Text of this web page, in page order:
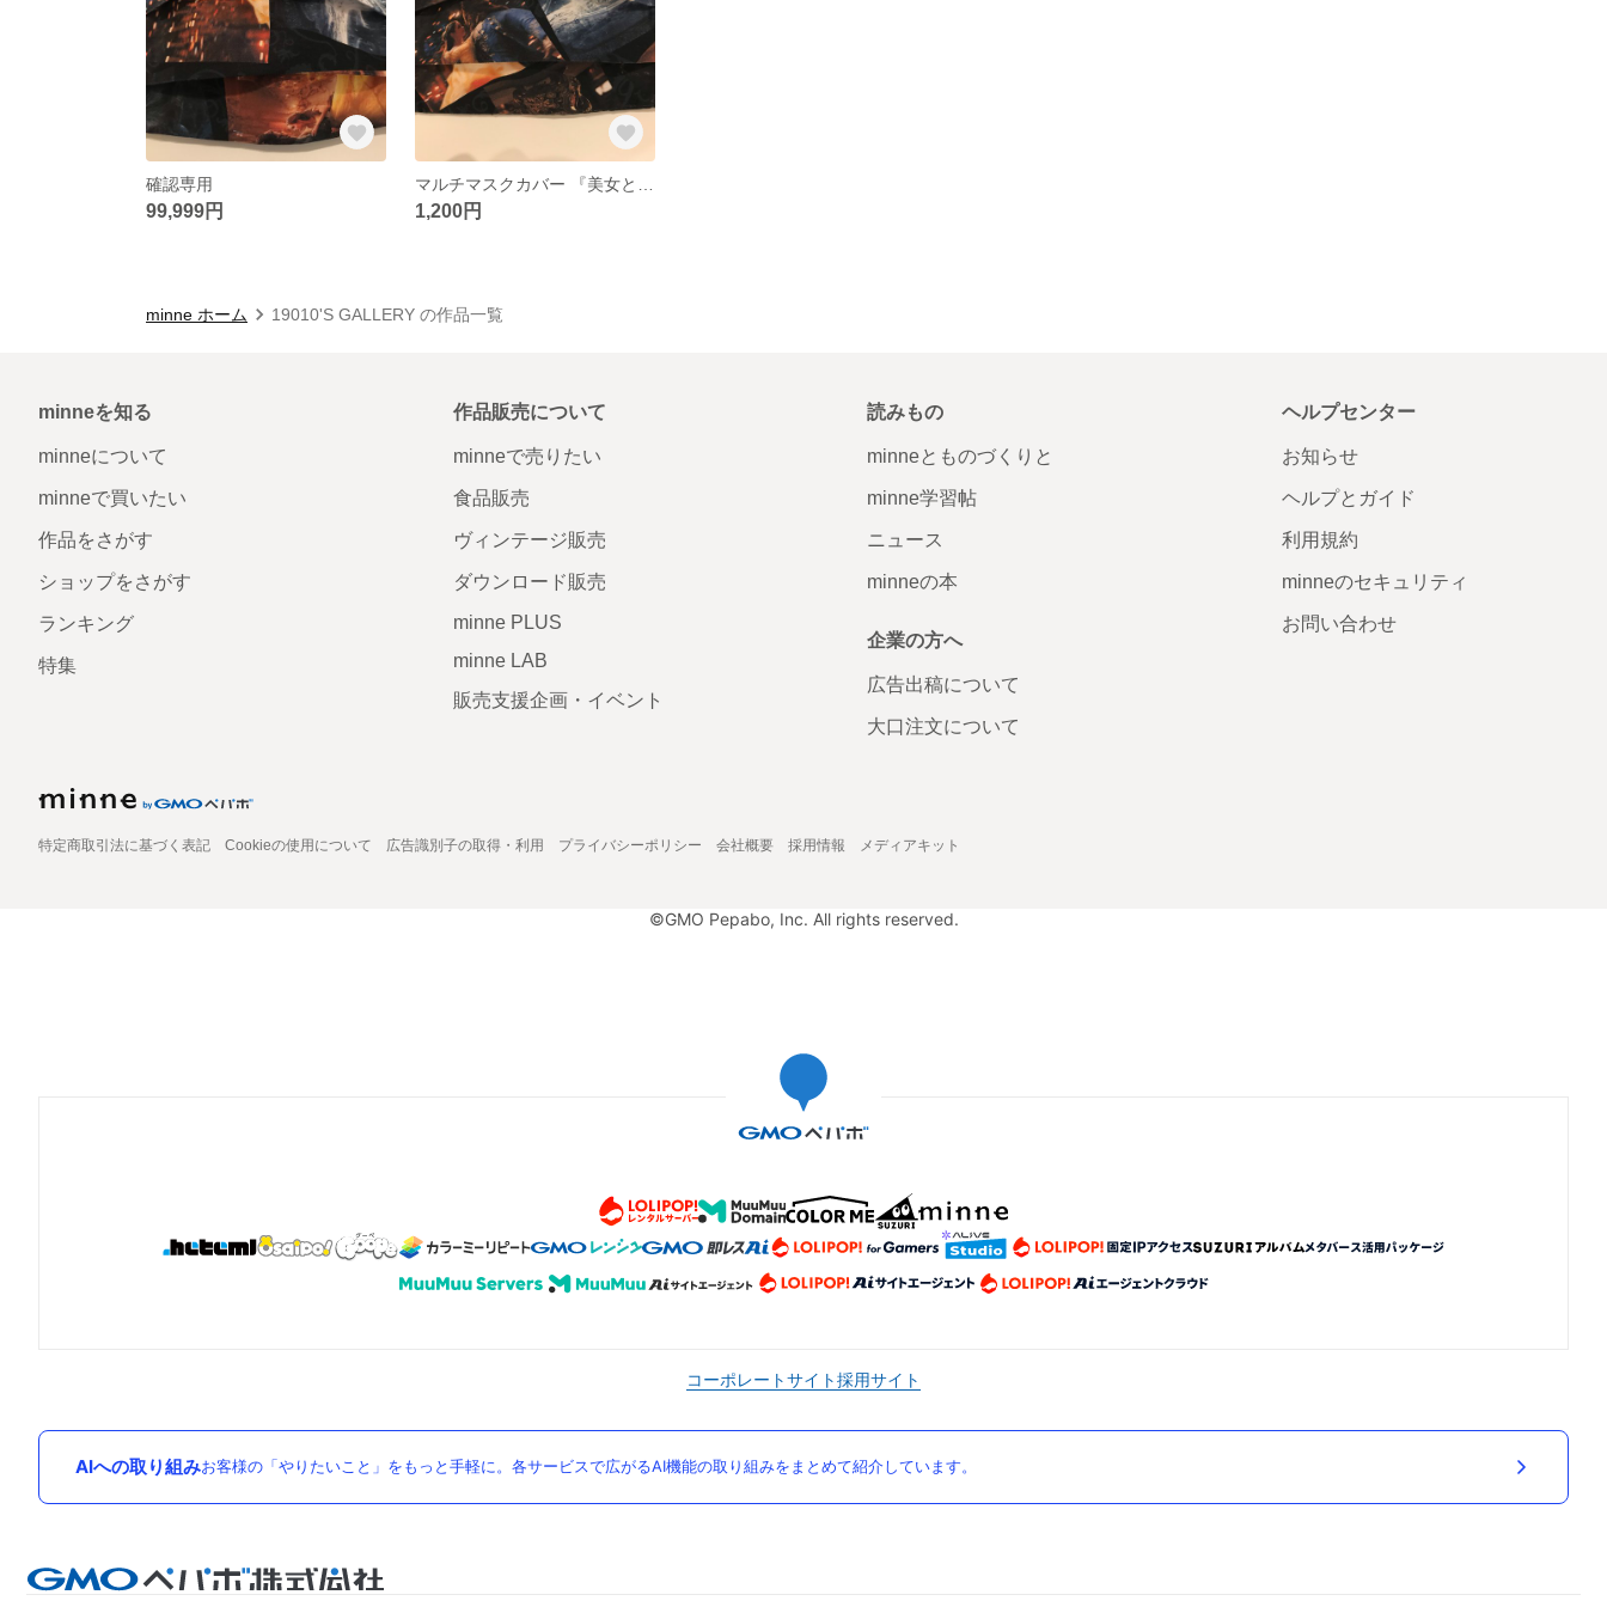
確認専用
99,999円 1,200円
minne ホーム 19010'S GALLERY の作品一覧
minneを知る
minneについて
minneで買いたい
作品をさがす
ショップをさがす
ランキング
特集
作品販売について
minneで売りたい
食品販売
ヴィンテージ販売
ダウンロード販売
minne PLUS
minne LAB
販売支援企画・イベント
読みもの
minneとものづくりと
minne学習帖
ニュース
minneの本
企業の方へ
広告出稿について
大口注文について
ヘルプセンター
お知らせ
ヘルプとガイド
利用規約
minneのセキュリティ
お問い合わせ
特定商取引法に基づく表記 Cookieの使用について 広告識別子の取得・利用 プライバシーポリシー 会社概要 採用情報 メディアキット
©GMO Pepabo, Inc. All rights reserved.
コーポレートサイト採用サイト
AIへの取り組みお客様の「やりたいこと」をもっと手軽に。各サービスで広がるAI機能の取り組みをまとめて紹介しています。